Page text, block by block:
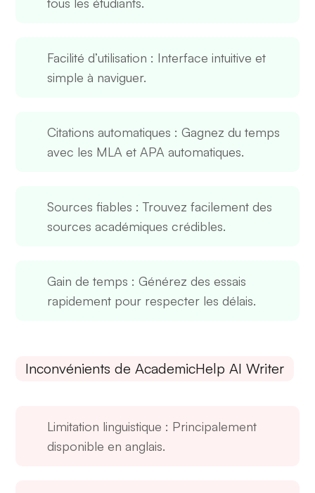
Facilité d’utilisation : Interface intuitive et
simple à naviguer.
Citations automatiques : Gagnez du temps
avec les MLA et APA automatiques.
Sources fiables : Trouvez facilement des
sources académiques crédibles.
Gain de temps : Générez des essais
rapidement pour respecter les délais.
Inconvénients de AcademicHelp AI Writer
Limitation linguistique : Principalement
disponible en anglais.